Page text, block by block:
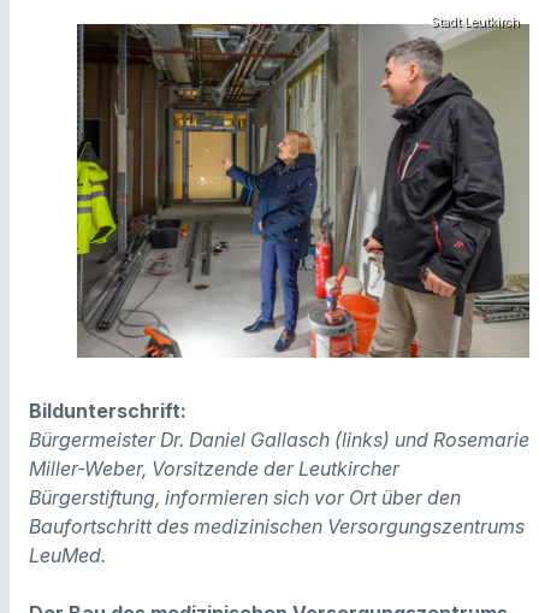
Stadt Leutkirch
Bildunterschrift:
Bürgermeister Dr. Daniel Gallasch (links) und Rosemarie
Miller-Weber, Vorsitzende der Leutkircher
Bürgerstiftung, informieren sich vor Ort über den
Baufortschritt des medizinischen Versorgungszentrums
LeuMed.